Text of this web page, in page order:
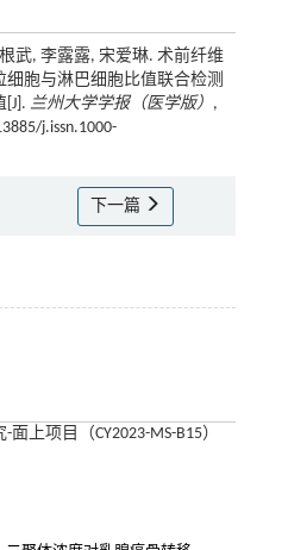
武, 李露露, 宋爱琳. 术前纤维
胞与淋巴细胞比值联合检测
[J]. 兰州大学学报（医学版） ,
j.issn.1000-
下一篇
上项目（CY2023-MS-B15）